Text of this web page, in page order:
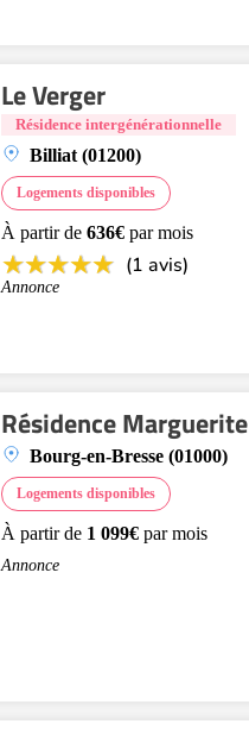
Le Verger
Résidence intergénérationnelle
Billiat (01200)
Logements disponibles
À partir de 636€ par mois
(1 avis)
Annonce
Résidence Marguerite
Bourg-en-Bresse (01000)
Logements disponibles
À partir de 1 099€ par mois
Annonce